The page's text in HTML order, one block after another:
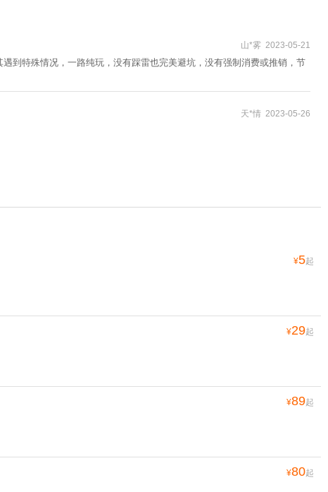
山*雾 2023-05-21
到特殊情况，一路纯玩，没有踩雷也完美避坑，没有强制消费或推销，节
天*情 2023-05-26
¥5起
¥29起
¥89起
¥80起